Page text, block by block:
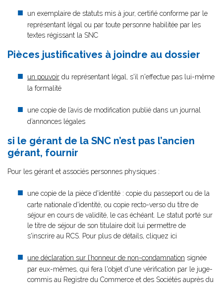
un exemplaire de statuts mis à jour, certifié conforme par le
représentant légal ou par toute personne habilitée par les
textes régissant la SNC
Pièces justificatives à joindre au dossier
un pouvoir du représentant légal, s'il n'effectue pas lui-même
la formalité
une copie de l’avis de modification publié dans un journal
d’annonces légales
si le gérant de la SNC n’est pas l’ancien
gérant, fournir
Pour les gérant et associés personnes physiques :
une copie de la pièce d'identité : copie du passeport ou de la
carte nationale d'identité, ou copie recto-verso du titre de
séjour en cours de validité, le cas échéant. Le statut porté sur
le titre de séjour de son titulaire doit lui permettre de
s'inscrire au RCS. Pour plus de détails, cliquez ici
une déclaration sur l’honneur de non-condamnation signée
par eux-mêmes, qui fera l'objet d'une vérification par le juge-
commis au Registre du Commerce et des Sociétés auprès du